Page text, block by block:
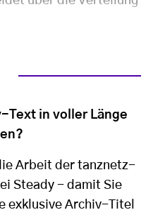
Text in voller Länge
Arbeit der tanznetz-
Steady - damit Sie
exklusive Archiv-Titel